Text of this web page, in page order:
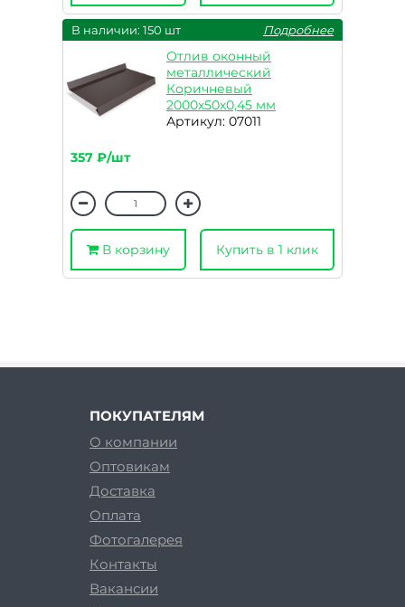
В наличии: 150 шт Подробнее
Отлив оконный
металлический
Коричневый
2000х50х0,45 мм
Артикул: 07011
357 ₽/шт
В корзину Купить в 1 клик
ПОКУПАТЕЛЯМ
О компании
Оптовикам
Доставка
Оплата
Фотогалерея
Контакты
Вакансии